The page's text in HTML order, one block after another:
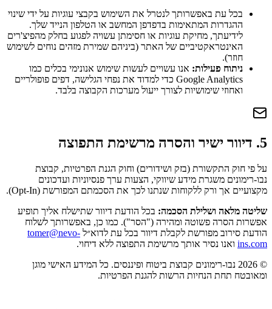
בכל עת באפשרותך לנטרל את השימוש בקבצי עוגיות על ידי שינוי
ההגדרות המתאימות בדפדפן המחשב או הטלפון הנייד שלך.
לידיעתך, מחיקת עוגיות או חסימתן עשויה לפגוע בחלק מהפיצ'רים
האינטראקטיביים של האתר (ביניהם שמירת מזהים נוחים לשימוש
חוזר).
ניתוח פעילות: אנו עשויים לעשות שימוש אנונימי בכלים כמו
Google Analytics כדי למדוד את נפחי הגלישה, דפים פופולריים
ואחוזי שימושיות לצורך ייעול מערכות הקבוצה בלבד.
5. דיוור ישיר והסרה מרשימת התפוצה
על פי חוק התקשורת (בזק ושידורים) וחוק הגנת הפרטיות, קבוצת
נבו-רימונים משגרת מידע שיווקי, הצעות ערך פנסיוניות ועדכונים
מקצועיים אך ורק ללקוחות שנתנו לכך את הסכמתם המפורשת (Opt-In).
שליטה מלאה ושלילת הסכמה: בכל הודעת דיוור שתישלח אליך תופיע
אפשרות הסרה פשוטה ומהירה ("הסר"). כמו כן, באפשרותך לשלוח
הודעת סירוב מפורשת לקבלת דיוור בכל עת לדוא״ל tomer@nevo-
ins.com ואנו נסיר אותך מרשימת התפוצה ללא דיחוי.
©
2026 נבו-רימונים קבוצת ביטוח ופיננסים. כל המידע האישי מוגן
ומאובטח תחת הנחיות הרשות להגנת הפרטיות.